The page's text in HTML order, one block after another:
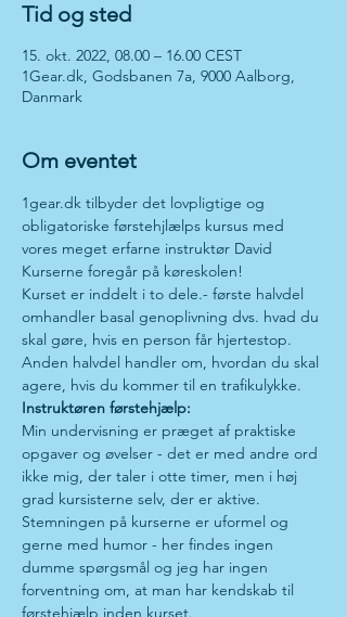
Tid og sted
15. okt. 2022, 08.00 – 16.00 CEST
1Gear.dk, Godsbanen 7a, 9000 Aalborg,
Danmark
Om eventet
1gear.dk tilbyder det lovpligtige og
obligatoriske førstehjlælps kursus med
vores meget erfarne instruktør David
Kurserne foregår på køreskolen!
Kurset er inddelt i to dele.- første halvdel
omhandler basal genoplivning dvs. hvad du
skal gøre, hvis en person får hjertestop.
Anden halvdel handler om, hvordan du skal
agere, hvis du kommer til en trafikulykke.
Instruktøren førstehjælp:
Min undervisning er præget af praktiske
opgaver og øvelser - det er med andre ord
ikke mig, der taler i otte timer, men i høj
grad kursisterne selv, der er aktive.
Stemningen på kurserne er uformel og
gerne med humor - her findes ingen
dumme spørgsmål og jeg har ingen
forventning om, at man har kendskab til
førstehjælp inden kurset.